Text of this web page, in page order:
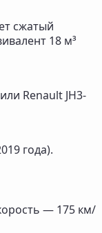
сжатый
18 м³
Renault JH3-
года).
— 175 км/